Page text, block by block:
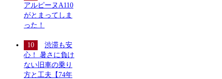
アルピーヌA110
がとまってしま
った！
渋滞も安
心！ 暑さに負け
ない旧車の乗り
方と工夫【74年